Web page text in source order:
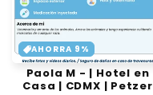
AHORRA 9%
Paola M - | Hotel en
Casa | CDMX | Petzer